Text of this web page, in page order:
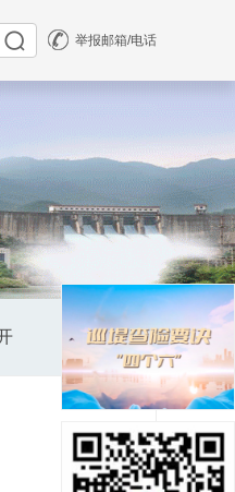
举报邮箱/电话
公司全景